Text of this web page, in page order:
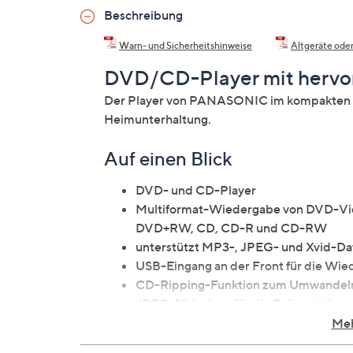
Beschreibung
Warn- und Sicherheitshinweise Altgeräte
DVD/CD-Player mit
Der Player von PANASONIC im
Heimunterhaltung.
Auf einen Blick
DVD- und CD-Player
Multiformat-Wiedergabe von DVD-
DVD+RW, CD, CD-R und CD-RW
unterstützt MP3-, JPEG- und Xvid-
USB-Eingang an der Front für die
CD-Ripping-Funktion zum
JPEG-Slideshow für die Präsentation
Resume-Funktion setzt den Film
Progressive Scan für verbesserte